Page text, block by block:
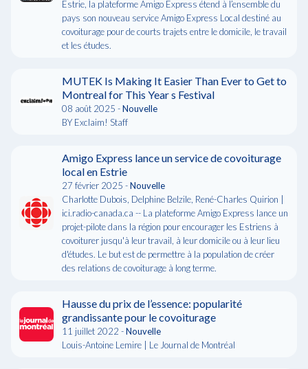
Estrie, la plateforme Amigo Express étend à l’ensemble du
pays son nouveau service Amigo Express Local destiné au
covoiturage pour de courts trajets entre le domicile, le travail
et les études.
MUTEK Is Making It Easier Than Ever to Get to
Montreal for This Year s Festival
08 août 2025 -Nouvelle
BY Exclaim! Staff
Amigo Express lance un service de covoiturage
local en Estrie
27 février 2025 -Nouvelle
Charlotte Dubois, Delphine Belzile, René-Charles Quirion |
ici.radio-canada.ca -- La plateforme Amigo Express lance un
projet-pilote dans la région pour encourager les Estriens à
covoiturer jusqu'à leur travail, à leur domicile ou à leur lieu
d'études. Le but est de permettre à la population de créer
des relations de covoiturage à long terme.
Hausse du prix de l’essence: popularité
grandissante pour le covoiturage
11 juillet 2022 -Nouvelle
Louis-Antoine Lemire | Le Journal de Montréal